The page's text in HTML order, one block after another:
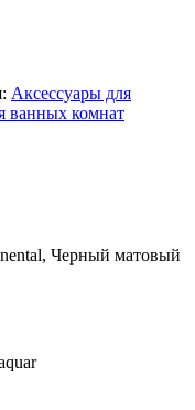
Аксессуары для
ванных комнат
Черный матовый